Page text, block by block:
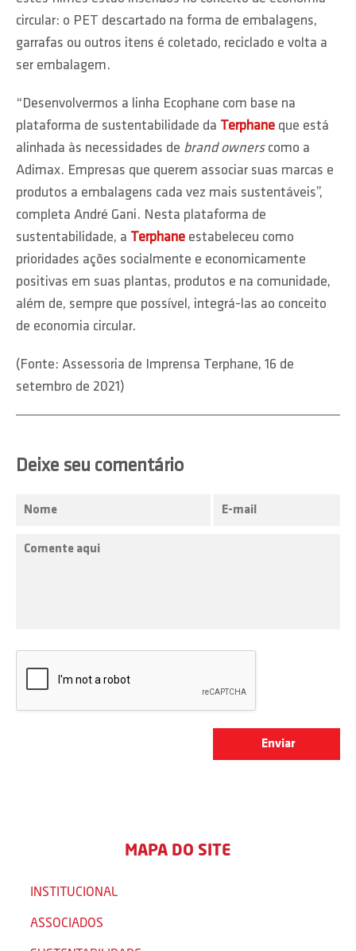
circular: o PET descartado na forma de embalagens,
garrafas ou outros itens é coletado, reciclado e volta a
ser embalagem.
“Desenvolvermos a linha Ecophane com base na
plataforma de sustentabilidade da Terphane que está
alinhada às necessidades de brand ownerscomo a
Adimax. Empresas que querem associar suas marcas e
produtos a embalagens cada vez mais sustentáveis”,
completa André Gani. Nesta plataforma de
sustentabilidade, a Terphane estabeleceu como
prioridades ações socialmente e economicamente
positivas em suas plantas, produtos e na comunidade,
além de, sempre que possível, integrá-las ao conceito
de economia circular.
(Fonte: Assessoria de Imprensa Terphane, 16 de
setembro de 2021)
Deixe seu comentário
MAPA DO SITE
INSTITUCIONAL
ASSOCIADOS